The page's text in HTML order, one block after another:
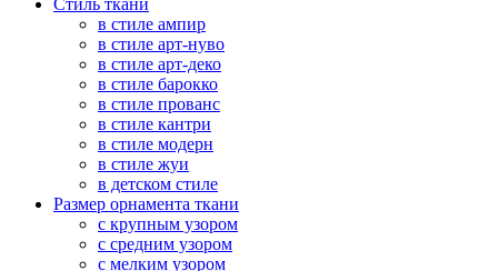
Стиль ткани
в стиле ампир
в стиле арт-нуво
в стиле арт-деко
в стиле барокко
в стиле прованс
в стиле кантри
в стиле модерн
в стиле жуи
в детском стиле
Размер орнамента ткани
с крупным узором
с средним узором
с мелким узором